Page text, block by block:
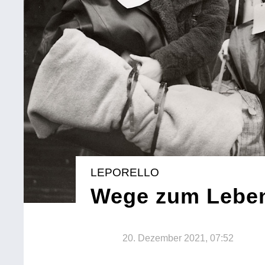
LEPORELLO
Wege zum
20. Dezember 2021, 07:52